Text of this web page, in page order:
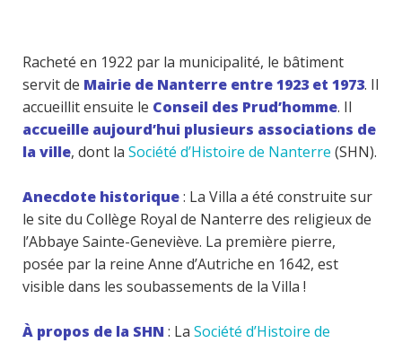
Racheté en 1922 par la municipalité, le bâtiment
servit de Mairie de Nanterre entre 1923 et 1973. Il
accueillit ensuite le Conseil des Prud’homme. Il
accueille aujourd’hui plusieurs associations de
la ville, dont la Société d’Histoire de Nanterre (SHN).
Anecdote historique: La Villa a été construite sur
le site du Collège Royal de Nanterre des religieux de
l’Abbaye Sainte-Geneviève. La première pierre,
posée par la reine Anne d’Autriche en 1642, est
visible dans les soubassements de la Villa !
À propos de la SHN : La Société d’Histoire de